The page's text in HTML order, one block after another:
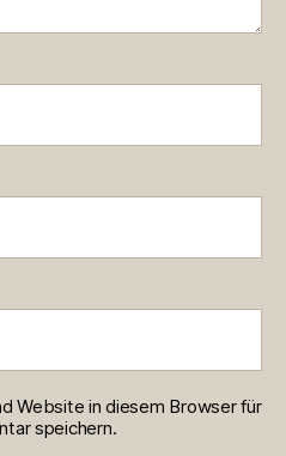
Website in diesem Browser für
speichern.